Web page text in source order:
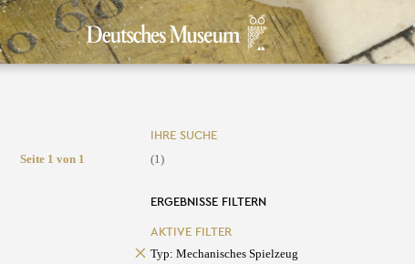
Seite 1 von 1
IHRE SUCHE
(1)
ERGEBNISSE FILTERN
AKTIVE FILTER
Typ: Mechanisches Spielzeug